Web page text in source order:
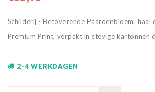
Schilderij - Betoverende Paardenbloem, haal
Premium Print, verpakt in stevige kartonnen
2-4 WERKDAGEN